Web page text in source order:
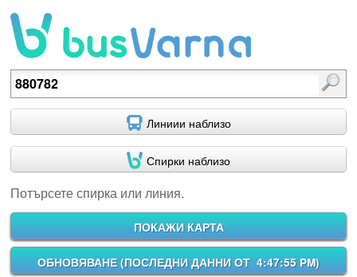
Потърсете спирка или линия.
Линиии наблизо
Спирки наблизо
Потърсете спирка или линия.
ПОКАЖИ КАРТА
ОБНОВЯВАНЕ (ПОСЛЕДНИ ДАННИ ОТ 4:47:55 PM)